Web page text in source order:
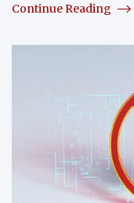
Continue Reading